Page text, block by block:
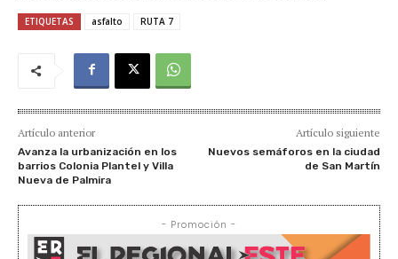
ETIQUETAS asfalto RUTA 7
Artículo anterior
Avanza la urbanización en los
barrios Colonia Plantel y Villa
Nueva de Palmira
Artículo siguiente
Nuevos semáforos en la ciudad
de San Martín
- Promoción -